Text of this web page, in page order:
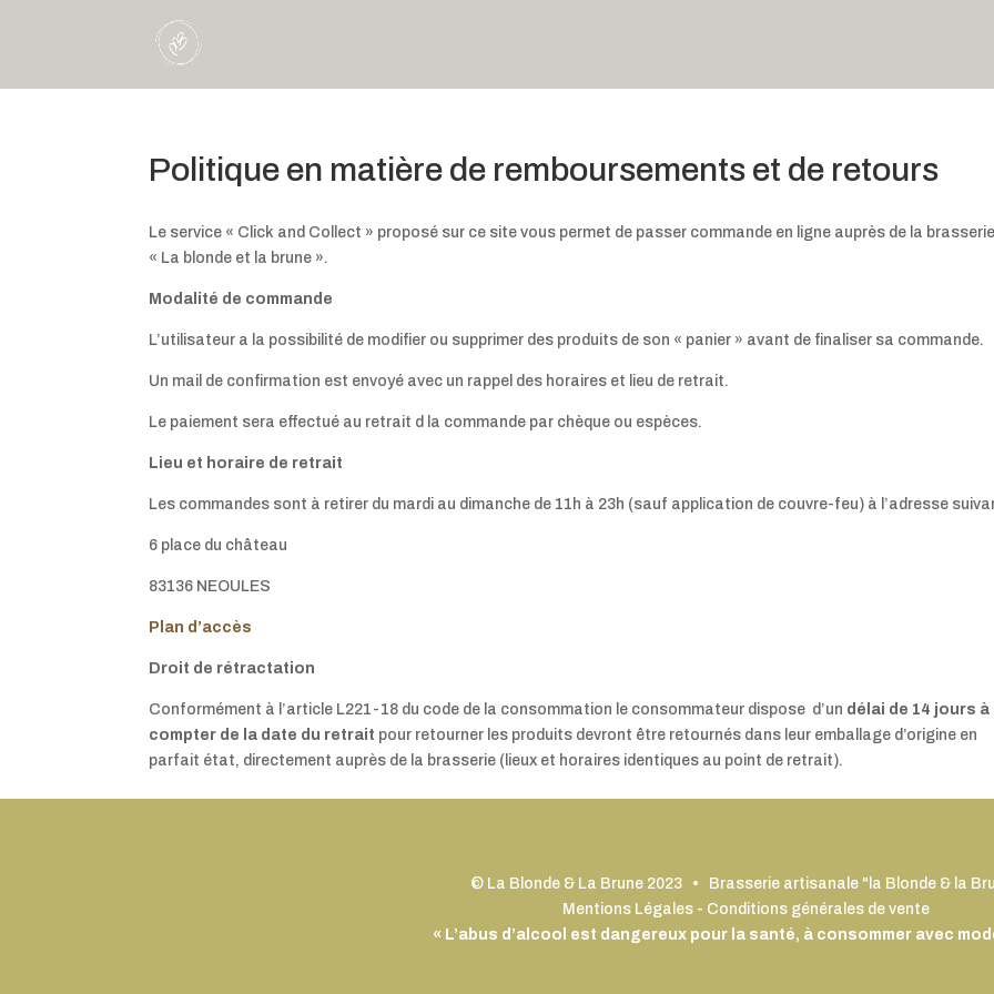
Politique en matière de remboursements et de retours
Le service « Click and Collect » proposé sur ce site vous permet de passer commande en ligne auprès de la
« La blonde et la brune ».
Modalité de commande
L’utilisateur a la possibilité de modifier ou supprimer des produits de son « panier » avant de finaliser sa commande.
Un mail de confirmation est envoyé avec un rappel des horaires et lieu de retrait.
Le paiement sera effectué au retrait d la commande par chèque ou espèces.
Lieu et horaire de retrait
Les commandes sont à retirer du mardi au dimanche de 11h à 23h (sauf application de couvre-feu) à l’adresse
6 place du château
83136 NEOULES
Plan d’accès
Droit de rétractation
Conformément à l’article L221-18 du code de la consommation le consommateur dispose d’un délai de 14 jours à
compter de la date du retrait pour retourner les produits devront être retournés dans leur emballage d’origine en
parfait état, directement auprès de la brasserie (lieux et horaires identiques au point de retrait).
© La Blonde & La Brune 2023 • Brasserie artisanale "la Blonde & la
Mentions Légales- Conditions générales de vente
« L’abus d’alcool est dangereux pour la santé, à consommer avec